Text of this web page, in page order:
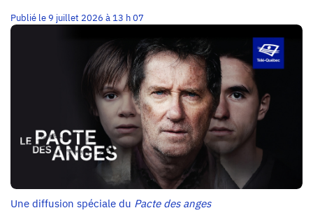
Publié le 9 juillet 2026 à 13 h 07
Une diffusion spéciale du Pacte des anges